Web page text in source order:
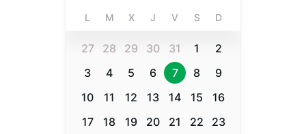
L M X J V S D
27 28 29 30 31 1
2
3
4 5 6 7 8
9
10
11 12 13 14 15
16
17
18 19 20 21 22
23